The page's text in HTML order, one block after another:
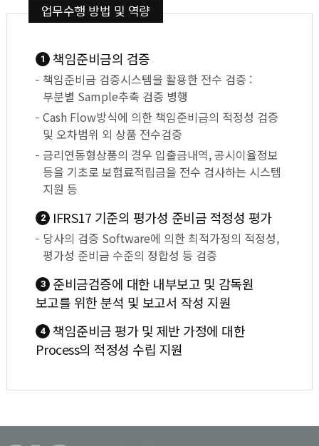
업무수행 방법 및 역량
1 책임준비금의 검증
책임준비금 검증시스템을 활용한 전수 검증 :
부분별 Sample추축 검증 병행
Cash Flow방식에 의한 책임준비금의 적정성 검증
및 오차범위 외 상품 전수검증
금리연동형상품의 경우 입출금내역, 공시이율정보
등을 기초로 보험료적립금을 전수 검사하는 시스템
지원 등
2 IFRS17 기준의 평가성 준비금 적정성 평가
당사의 검증 Software에 의한 최적가정의 적정성,
평가성 준비금 수준의 정합성 등 검증
3 준비금검증에 대한 내부보고 및 감독원
보고를 위한 분석 및 보고서 작성 지원
4 책임준비금 평가 및 제반 가정에 대한
Process의 적정성 수립 지원